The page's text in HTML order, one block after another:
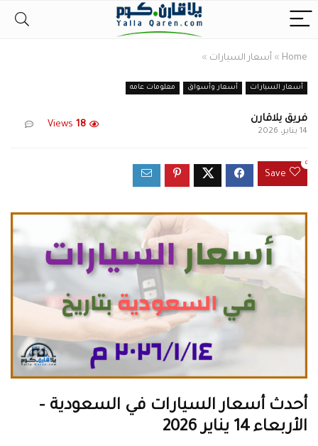
Home
» أسعار السيارات »
أسعار السيارات أسعار وأسواق معلومات عامه
فريق يلاقارن
14 يناير، 2026
18
Save
0
أحدث أسعار السيارات في السعودية –
الأربعاء 14 يناير 2026